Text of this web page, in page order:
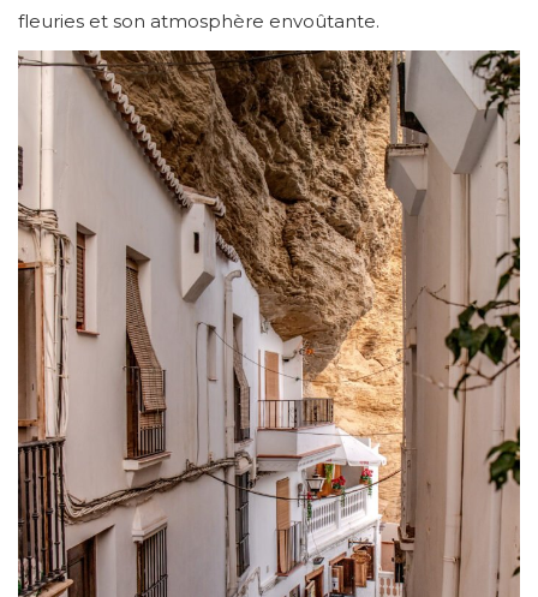
fleuries et son atmosphère envoûtante.